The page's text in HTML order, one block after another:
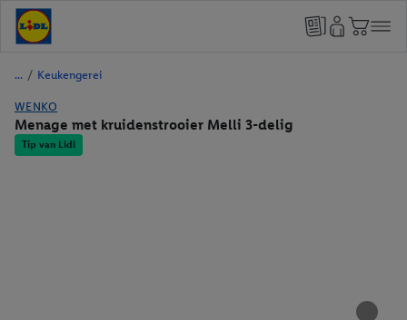
/ Keukengerei
WENKO
Menage met kruidenstrooier Melli 3-delig
Tip van Lidl